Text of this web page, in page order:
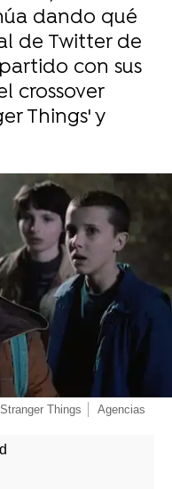
dando qué
de Twitter de
con sus
crossover
Things' y
Stranger Things Agencias